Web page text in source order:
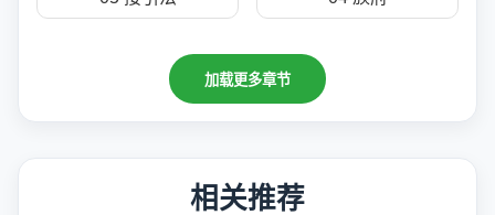
加载更多章节
相关推荐